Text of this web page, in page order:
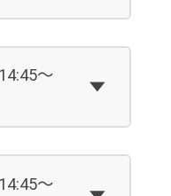
～
～